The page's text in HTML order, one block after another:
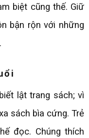
biệt cũng thế. Giữ
bận rộn với những
lật trang sách; vì
sách bìa cứng. Trẻ
đọc. Chúng thích